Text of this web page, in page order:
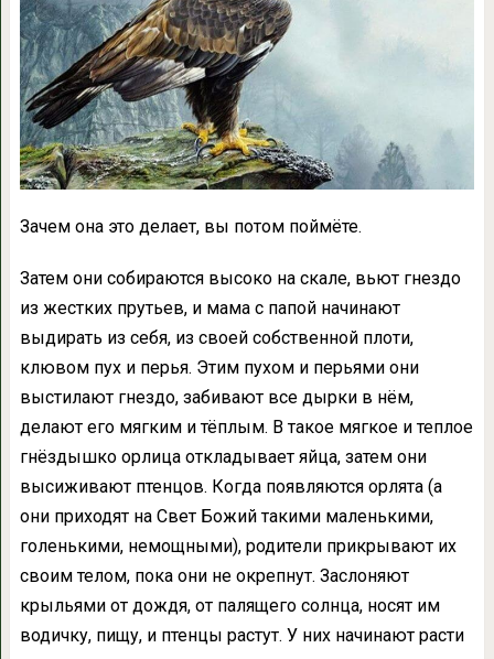
Зачем она это делает, вы потом поймёте.
Затем они собираются высоко на скале, вьют гнездо
из жестких прутьев, и мама с папой начинают
выдирать из себя, из своей собственной плоти,
клювом пух и перья. Этим пухом и перьями они
выстилают гнездо, забивают все дырки в нём,
делают его мягким и тёплым. В такое мягкое и теплое
гнёздышко орлица откладывает яйца, затем они
высиживают птенцов. Когда появляются орлята (а
они приходят на Свет Божий такими маленькими,
голенькими, немощными), родители прикрывают их
своим телом, пока они не окрепнут. Заслоняют
крыльями от дождя, от палящего солнца, носят им
водичку, пищу, и птенцы растут. У них начинают расти